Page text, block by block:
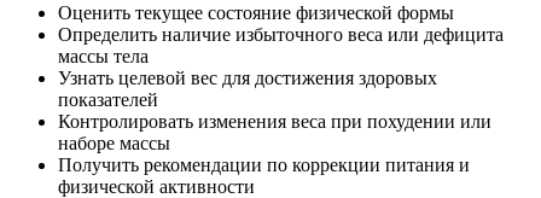
Оценить текущее состояние физической формы
Определить наличие избыточного веса или дефицита
массы тела
Узнать целевой вес для достижения здоровых
показателей
Контролировать изменения веса при похудении или
наборе массы
Получить рекомендации по коррекции питания и
физической активности